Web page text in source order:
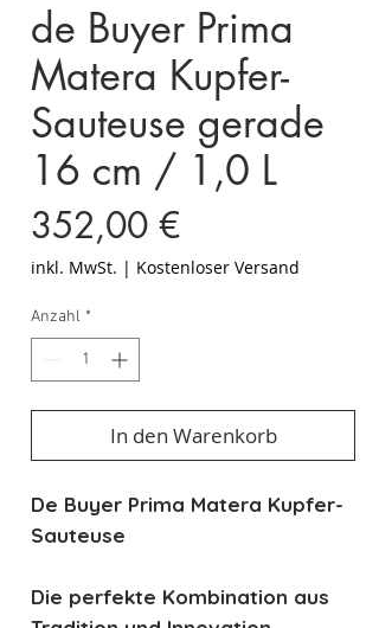
de Buyer Prima
Matera Kupfer-
Sauteuse gerade
16 cm / 1,0 L
352,00 €Preis
inkl. MwSt. | Kostenloser Versand
Anzahl *
In den Warenkorb
De Buyer Prima Matera Kupfer-
Sauteuse
Die perfekte Kombination aus